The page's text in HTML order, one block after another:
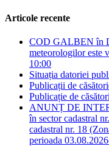
Articole recente
COD GALBEN în
meteorologilor este
10:00
Situația datoriei
Publicații de
Publicație de
ANUNȚ DE
în sector cadastral
cadastral nr. 18
perioada